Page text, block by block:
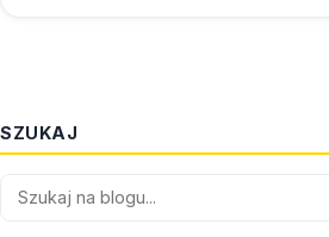
SZUKAJ